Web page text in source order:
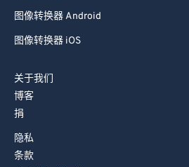
图像转换器 Android
图像转换器 iOS
关于我们
博客
捐
隐私
条款